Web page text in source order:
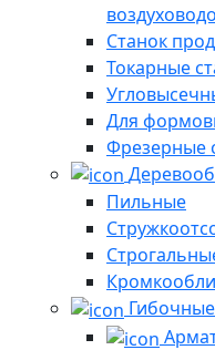
Станок
Токарные
Для
Фрезерные
Пильные
Гибочные